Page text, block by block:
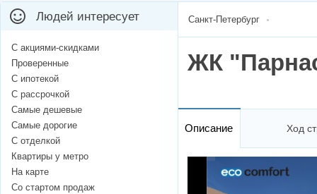
Санкт-Петербург
ЖК
Описание Ход
Людей интересует
С акциями-скидками
Проверенные
С ипотекой
С рассрочкой
Самые дешевые
Самые дорогие
С отделкой
Квартиры у метро
На карте
Со стартом продаж